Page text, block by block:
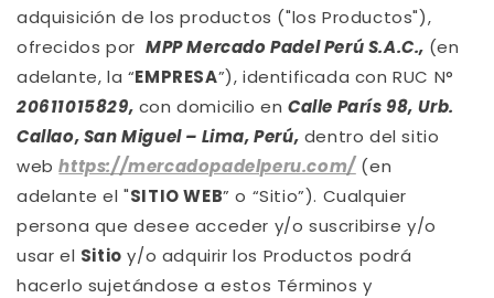
adquisición de los productos ("los Productos"),
ofrecidos por MPP Mercado Padel Perú S.A.C., (en
adelante, la “EMPRESA”), identificada con RUC N°
20611015829, con domicilio enCalle París 98, Urb.
Callao, San Miguel– Lima, Perú, dentro del sitio
webhttps://mercadopadelperu.com/ (en
adelante el "SITIO WEB” o “Sitio”). Cualquier
persona que desee acceder y/o suscribirse y/o
usar el Sitio y/o adquirir los Productos podrá
hacerlo sujetándose a estos Términos y